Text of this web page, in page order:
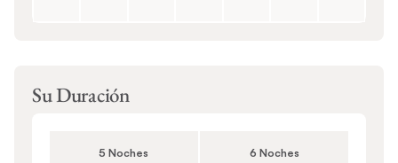
Su Duración
5 Noches 6 Noches